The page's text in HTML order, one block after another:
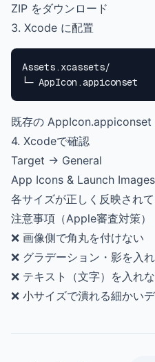
ZIP をダウンロード
3. Xcode に配置
Assets.xcassets/
既存の AppIcon.appiconset
4. Xcodeで確認
Target → General
App Icons & Launch Images
各サイズが正しく反映され
注意事項（Apple審査対策）
❌ 画像側で角丸を付けない
❌ グラデーション・影を入
❌ テキスト（文字）を入れ
❌ 小サイズで潰れる細かい